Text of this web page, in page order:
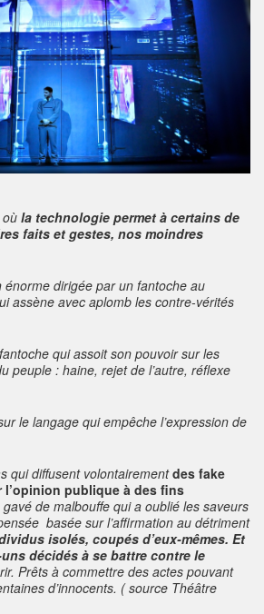
la technologie permet à certains de
faits et gestes, nos moindres
énorme dirigée par un fantoche au
assène avec aplomb les contre-vérités
qui assoit son pouvoir sur les
peuple : haine, rejet de l’autre, réflexe
le langage qui empêche l’expression de
qui diffusent volontairement des fake
publique à des fins
de malbouffe qui a oublié les saveurs
basée sur l’affirmation au détriment
isolés, coupés d’eux-mêmes. Et
décidés à se battre contre le
Prêts à commettre des actes pouvant
d’innocents. ( source Théâtre